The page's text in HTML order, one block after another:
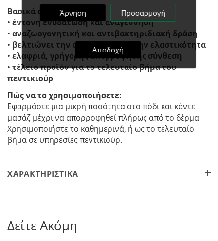
Βασικά οφέλη:
• έντονη ενυδάτωση και αναγέννηση
• αναζωογονητική και αντιβακτηριδιακή δράση
• βελτιώνει την απαλότητα και την ελαστικότητα
• ελαφριά, γρήγορης απορρόφησης σύνθεση
• τέλειο προϊόν για το τελευταίο βήμα του
πεντικιούρ
Πώς να το χρησιμοποιήσετε:
Εφαρμόστε μια μικρή ποσότητα στο πόδι και κάντε
μασάζ μέχρι να απορροφηθεί πλήρως από το δέρμα.
Χρησιμοποιήστε το καθημερινά, ή ως το τελευταίο
βήμα σε υπηρεσίες πεντικιούρ.
ΧΑΡΑΚΤΗΡΙΣΤΙΚΆ
Δείτε Ακόμη
Άρνηση Προσαρμογή
Αποδοχή